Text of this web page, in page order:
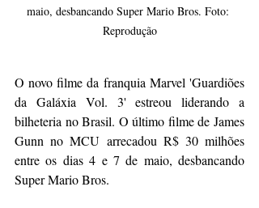
maio, desbancando Super Mario Bros. Foto:
Reprodução
O novo filme da franquia Marvel 'Guardiões
da Galáxia Vol. 3' estreou liderando a
bilheteria no Brasil. O último filme de James
Gunn no MCU arrecadou R$ 30 milhões
entre os dias 4 e 7 de maio, desbancando
Super Mario Bros.